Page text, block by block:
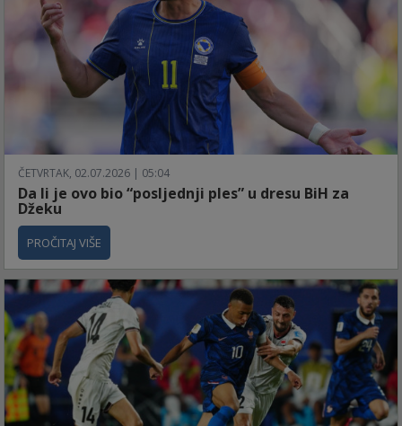
ČETVRTAK, 02.07.2026 | 05:04
Da li je ovo bio “posljednji ples” u dresu BiH za
Džeku
PROČITAJ VIŠE